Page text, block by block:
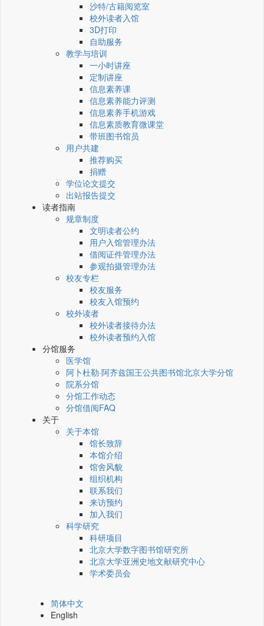
沙特/古籍阅览室
校外读者入馆
3D打印
自助服务
教学与培训
一小时讲座
定制讲座
信息素养课
信息素养能力评测
信息素养手机游戏
信息素质教育微课堂
带班图书馆员
用户共建
推荐购买
捐赠
学位论文提交
出站报告提交
读者指南
规章制度
文明读者公约
用户入馆管理办法
借阅证件管理办法
参观拍摄管理办法
校友专栏
校友服务
校友入馆预约
校外读者
校外读者接待办法
校外读者预约入馆
分馆服务
医学馆
阿卜杜勒·阿齐兹国王公共图书馆北京大学分馆
院系分馆
分馆工作动态
分馆借阅FAQ
关于
关于本馆
馆长致辞
本馆介绍
馆舍风貌
组织机构
联系我们
来访预约
加入我们
科学研究
科研项目
北京大学数字图书馆研究所
北京大学亚洲史地文献研究中心
学术委员会
简体中文
English